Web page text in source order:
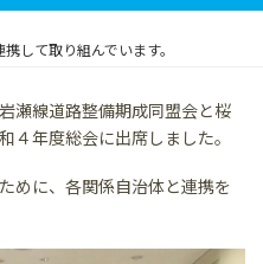
して取り組んでいます。
瀬線道路整備期成同盟会と桜
４年度総会に出席しました。
めに、各関係自治体と連携を